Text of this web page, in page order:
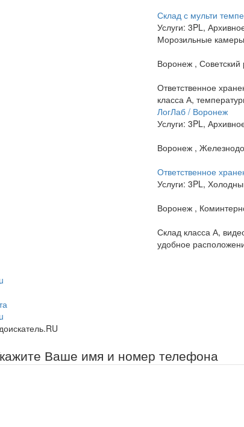
Склад с мульти
Услуги: 3PL,
Морозильные
Воронеж , Советский
Ответственное
класса А,
ЛогЛаб / Воронеж
Услуги: 3PL,
Воронеж ,
Ответственное
Услуги: 3PL,
Воронеж ,
Склад класса А,
удобное
Ваше имя и номер телефона